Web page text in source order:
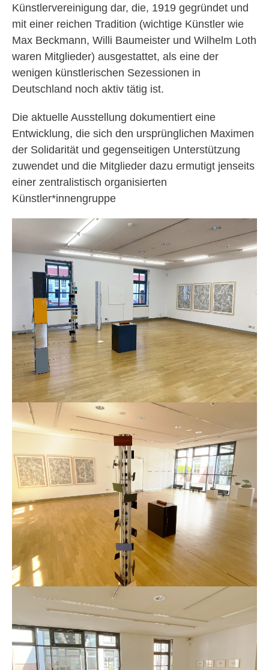
Künstlervereinigung dar, die, 1919 gegründet und
mit einer reichen Tradition (wichtige Künstler wie
Max Beckmann, Willi Baumeister und Wilhelm Loth
waren Mitglieder) ausgestattet, als eine der
wenigen künstlerischen Sezessionen in
Deutschland noch aktiv tätig ist.
Die aktuelle Ausstellung dokumentiert eine
Entwicklung, die sich den ursprünglichen Maximen
der Solidarität und gegenseitigen Unterstützung
zuwendet und die Mitglieder dazu ermutigt jenseits
einer zentralistisch organisierten
Künstler*innengruppe